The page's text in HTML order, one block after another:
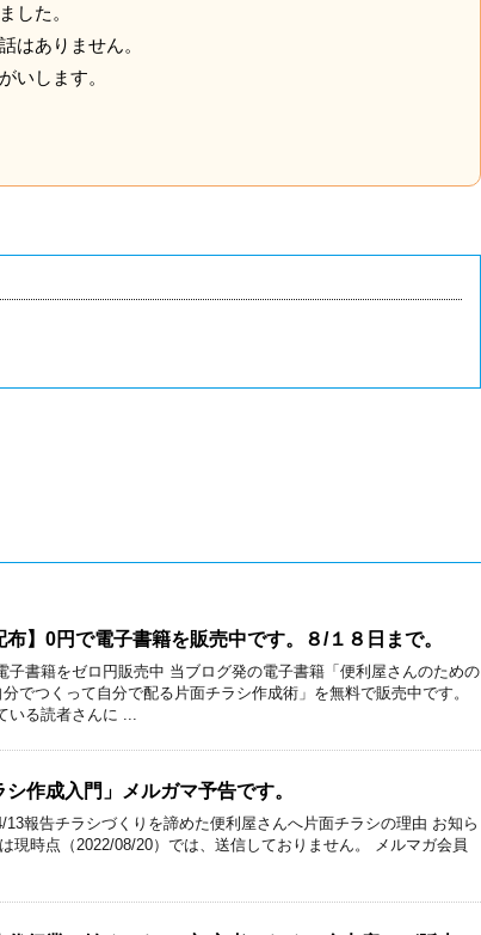
した。
はありません。
いします。
布】0円で電子書籍を販売中です。８/１８日まで。
子書籍をゼロ円販売中 当ブログ発の電子書籍「便利屋さんのための
でつくって自分で配る片面チラシ作成術」を無料で販売中です。
いる読者さんに ...
作成入門」メルガマ予告です。
13報告チラシづくりを諦めた便利屋さんへ片面チラシの理由 お知ら
現時点（2022/08/20）では、送信しておりません。 メルマガ会員